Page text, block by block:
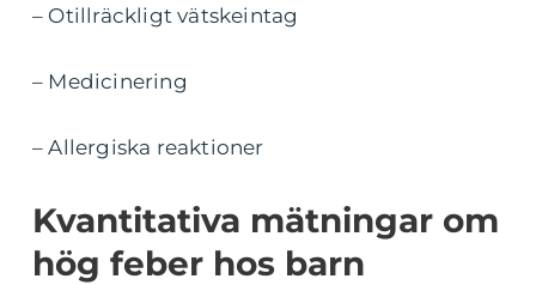
– Otillräckligt vätskeintag
– Medicinering
– Allergiska reaktioner
Kvantitativa mätningar om
hög feber hos barn